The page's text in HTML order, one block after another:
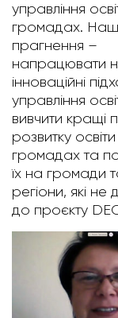
управління
громадах.
прагнення –
напрацювати
інноваційні
управління
вивчити кращі
розвитку освіти
громадах та
їх на громади
регіони, які не
до проєкту